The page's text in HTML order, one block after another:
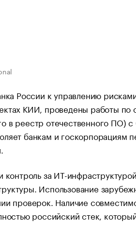
России к управлению
КИИ, проведены работы по
в реестр отечественного ПО)
банкам и госкорпорациям
за ИТ-
Использование
проверок. Наличие
российский стек,